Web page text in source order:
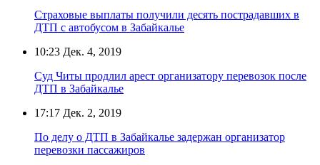
Страховые выплаты получили десять пострадавших в
ДТП с автобусом в Забайкалье
10:23 Дек. 4, 2019
Суд Читы продлил арест организатору перевозок после
ДТП в Забайкалье
17:17 Дек. 2, 2019
По делу о ДТП в Забайкалье задержан организатор
перевозки пассажиров